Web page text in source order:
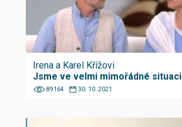
Irena a Karel Křížovi
Jsme ve velmi mimořádné situaci
89164 30. 10. 2021